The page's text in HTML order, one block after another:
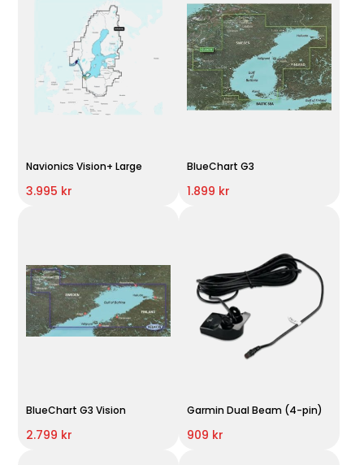
Navionics Vision+ Large
3.995 kr
BlueChart G3
1.899 kr
BlueChart G3 Vision
2.799 kr
Garmin Dual Beam (4-pin)
909 kr